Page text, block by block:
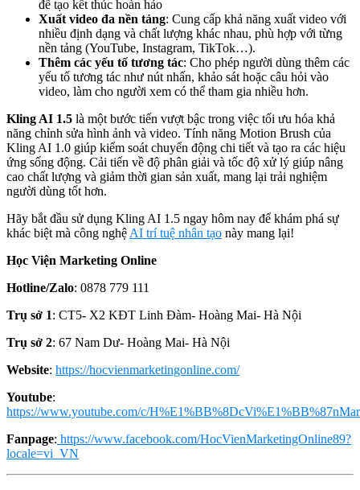
để tạo kết thúc hoàn hảo
Xuất video đa nền tảng: Cung cấp khả năng xuất video với
nhiều định dạng và chất lượng khác nhau, phù hợp với từng
nền tảng (YouTube, Instagram, TikTok…).
Thêm các yếu tố tương tác: Cho phép người dùng thêm các
yếu tố tương tác như nút nhấn, khảo sát hoặc câu hỏi vào
video, làm cho người xem có thể tham gia nhiều hơn.
Kling AI 1.5 là một bước tiến vượt bậc trong việc tối ưu hóa khả
năng chỉnh sửa hình ảnh và video. Tính năng Motion Brush của
Kling AI 1.0 giúp kiểm soát chuyển động chi tiết và tạo ra các hiệu
ứng sống động. Cải tiến về độ phân giải và tốc độ xử lý giúp nâng
cao chất lượng và giảm thời gian sản xuất, mang lại trải nghiệm
người dùng tốt hơn.
Hãy bắt đầu sử dụng Kling AI 1.5 ngay hôm nay để khám phá sự
khác biệt mà công nghệ AI trí tuệ nhân tạo này mang lại!
Học Viện Marketing Online
Hotline/Zalo: 0878 779 111
Trụ sở 1: CT5- X2 KĐT Linh Đàm- Hoàng Mai- Hà Nội
Trụ sở 2: 67 Nam Dư- Hoàng Mai- Hà Nội
Website: https://hocvienmarketingonline.com/
Youtube:
https://www.youtube.com/c/
Fanpage: https://www.facebook.com/HocVienMarketingOnline89?
locale=vi_VN